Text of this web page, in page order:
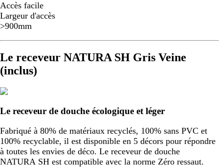
Accès facile
Largeur d'accès
>900mm
Le receveur NATURA SH Gris Veine
(inclus)
Le receveur de douche écologique et léger
Fabriqué à 80% de matériaux recyclés, 100% sans PVC et
100% recyclable, il est disponible en 5 décors pour répondre
à toutes les envies de déco. Le receveur de douche
NATURA SH est compatible avec la norme Zéro ressaut.